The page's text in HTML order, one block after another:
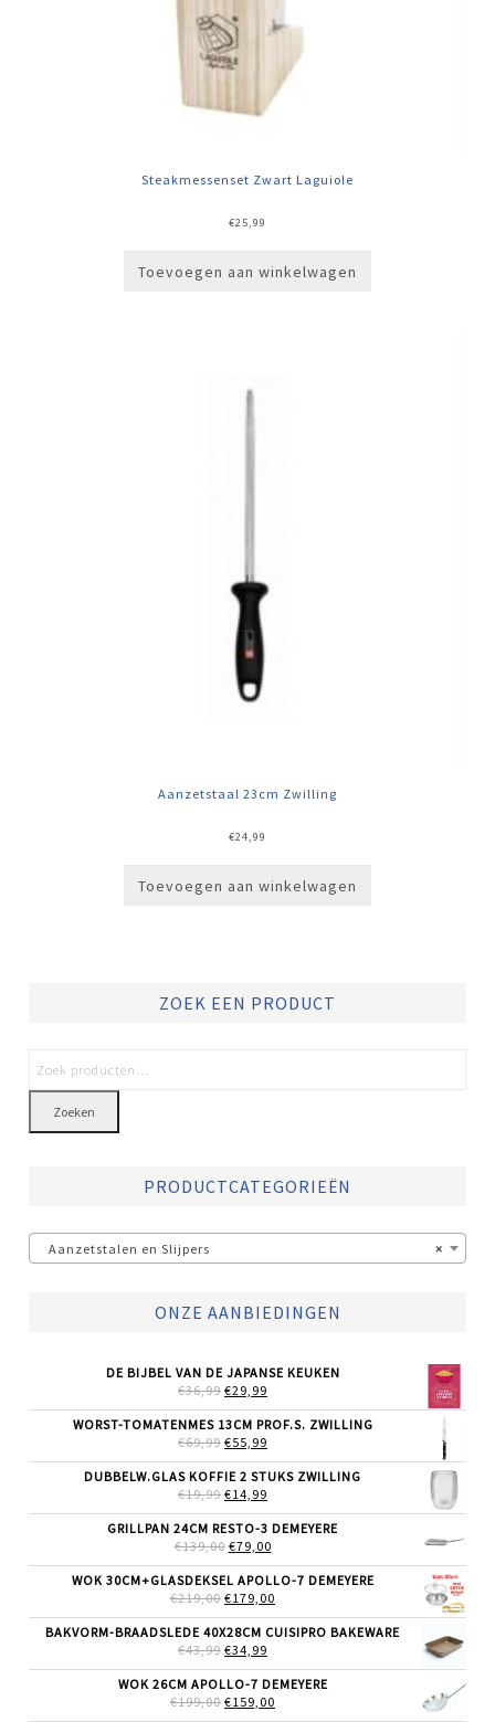
Steakmessenset Zwart Laguiole
€25,99
Toevoegen aan winkelwagen
Aanzetstaal 23cm Zwilling
€24,99
Toevoegen aan winkelwagen
ZOEK EEN PRODUCT
Zoeken
PRODUCTCATEGORIEËN
×
Aanzetstalen en Slijpers
ONZE AANBIEDINGEN
DE BIJBEL VAN DE JAPANSE KEUKEN
€36,99 OORSPRONKELIJKE
WAS:
€36,99.
€29,99
IS:
WORST-TOMATENMES 13CM PROF.S. ZWILLING
€69,99 OORSPRONKELIJKE
WAS:
€69,99.
€55,99
IS:
DUBBELW.GLAS KOFFIE 2 STUKS ZWILLING
€19,99 OORSPRONKELIJKE
WAS:
€19,99.
€14,99
IS:
€14,99.
GRILLPAN 24CM RESTO-3 DEMEYERE
€139,00 OORSPRONKELIJKE
WAS:
€139,00.
€79,00HUIDIGE
IS:
€79,00.
WOK 30CM+GLASDEKSEL APOLLO-7 DEMEYERE
€219,00 OORSPRONKELIJKE
WAS:
€219,00.
€179,00
IS:
BAKVORM-BRAADSLEDE 40X28CM CUISIPRO BAKEWARE
€43,99 OORSPRONKELIJKE
WAS:
€43,99.
€34,99
IS:
€34,99.
WOK 26CM APOLLO-7 DEMEYERE
€199,00 OORSPRONKELIJKE
€159,00